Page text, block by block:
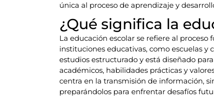
única al proceso de aprendizaje y
¿Qué significa la
La educación escolar se refiere al
instituciones educativas, como escuelas y
estudios estructurado y está diseñado
académicos, habilidades prácticas y
centra en la transmisión de información,
preparándolos para enfrentar desafíos